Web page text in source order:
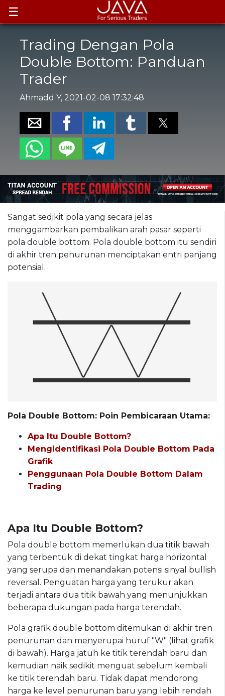
☰
Trading Dengan Pola
Double Bottom: Panduan
Trader
Ahmadd Y, 2021-02-08 17:32:48
Sangat sedikit pola yang secara jelas
menggambarkan pembalikan arah pasar seperti
pola double bottom. Pola double bottom itu sendiri
di akhir tren penurunan menciptakan entri panjang
potensial.
Pola Double Bottom: Poin Pembicaraan Utama:
Apa Itu Double Bottom?
Mengidentifikasi Pola Double Bottom Pada
Grafik
Penggunaan Pola Double Bottom Dalam
Trading
Apa Itu Double Bottom?
Pola double bottom memerlukan dua titik bawah
yang terbentuk di dekat tingkat harga horizontal
yang serupa dan menandakan potensi sinyal bullish
reversal. Penguatan harga yang terukur akan
terjadi antara dua titik bawah yang menunjukkan
beberapa dukungan pada harga terendah.
Pola grafik double bottom ditemukan di akhir tren
penurunan dan menyerupai huruf "W" (lihat grafik
di bawah). Harga jatuh ke titik terendah baru dan
kemudian naik sedikit menguat sebelum kembali
ke titik terendah baru. Tidak dapat mendorong
harga ke level penurunan baru yang lebih rendah